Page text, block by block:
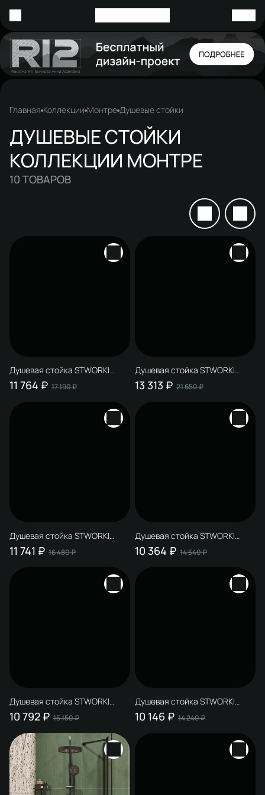
Главная Коллекции Монтре Душевые стойки
ДУШЕВЫЕ СТОЙКИ
КОЛЛЕКЦИИ МОНТРЕ
10 ТОВАРОВ
Душевая стойка STWORKI
Монтре S30180BK со
смесителем Олланд S01100BG
11 764 ₽ 17 190 ₽
Душевая стойка STWORKI
Монтре S30180BK со
смесителем Лександ
13 313 ₽ 21 650 ₽
Душевая стойка STWORKI
Монтре S30180BK со
смесителем Монтре S30100BK
11 741 ₽ 16 480 ₽
Душевая стойка STWORKI
Монтре S30180BK со
смесителем Нюборг S37100BK
10 364 ₽ 14 540 ₽
Душевая стойка STWORKI
Монтре S30180BK со
смесителем Аулум S06100BG
матовая черная, матовое
золото
10 792 ₽ 15 150 ₽
Душевая стойка STWORKI
Монтре S30180BK со
смесителем Хедмарк
10 146 ₽ 14 240 ₽